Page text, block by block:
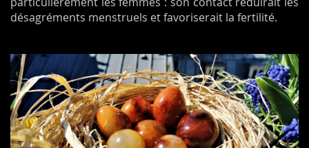
désagréments menstruels et favoriserait la fertilité.